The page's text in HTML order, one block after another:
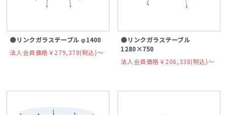
●リンクガラステーブル φ1400
法人会員価格￥279,378(税込)〜
●リンクガラステーブル
1280×750
法人会員価格￥206,338(税込)〜